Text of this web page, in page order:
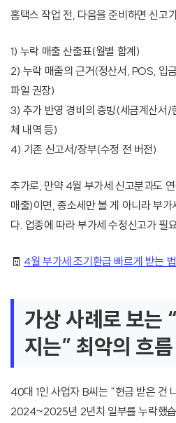
홈택스 작업 전, 다음을 준비하면 신고
1) 누락 매출 산출표(월별 합계)
2) 누락 매출의 근거(정산서, POS, 입
파일 권장)
3) 추가 반영 경비의 증빙(세금계산서/
체 내역 등)
4) 기존 신고서/장부(수정 전 버전)
추가로, 만약 4월 부가세 신고분과도
매출)이면, 종소세만 볼 게 아니라 부가
다. 업종에 따라 부가세 수정신고가 필
🧾 4월 부가세 조기환급 빠르게 받는 법
가상 사례로 보는
지는” 최악의 흐름
40대 1인 사업자 B씨는 “현금 받은 건
2024~2025년 2년치 일부를 누락했